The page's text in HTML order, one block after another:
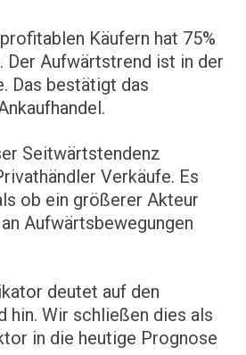
Käufern hat 75%
Der Aufwärtstrend ist in der
Das bestätigt das
Seitwärtstendenz
Verkäufe. Es
ob ein größerer Akteur
Aufwärtsbewegungen
deutet auf den
hin. Wir schließen dies als
in die heutige Prognose